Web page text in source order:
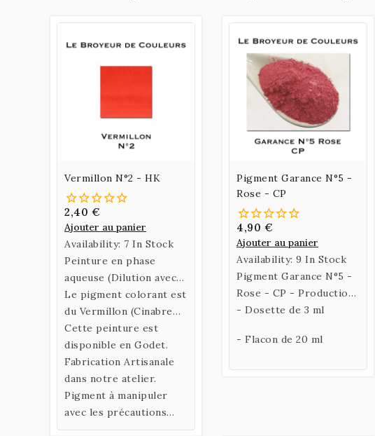
Vermillon N°2 - HK
2,40 €
Ajouter au panier
Availability: 7 In Stock
Peinture en phase
aqueuse (Dilution avec
de l’eau) confectionnée
selon une recette
historique utilisant un
liant naturel fabriqué à
partir de Gomme
Arabique et d’Eau de
Miel.
Le pigment colorant est
du Vermillon (Cinabre
synthétique)
Cette peinture est
disponible en Godet.
Fabrication Artisanale
dans notre atelier.
Pigment à manipuler
avec les précautions
d'usage -TOXIQUE
Pigment Garance N°5 -
Rose - CP
4,90 €
Ajouter au panier
Availability: 9 In Stock
Pigment Garance N°5 -
Rose - CP - Production
Française.
- Dosette de 3 ml
- Flacon de 20 ml